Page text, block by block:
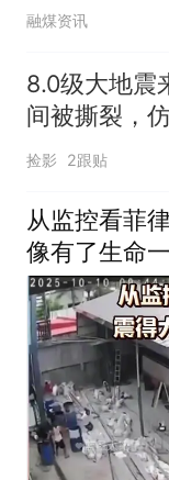
区通信中断
融煤资讯
8.0级大地震
间被撕裂，
降临
捡影 2跟贴
从监控看菲
像有了生命